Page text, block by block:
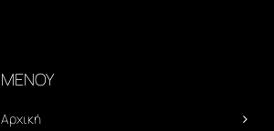
ΜΕΝΟΥ
Αρχική